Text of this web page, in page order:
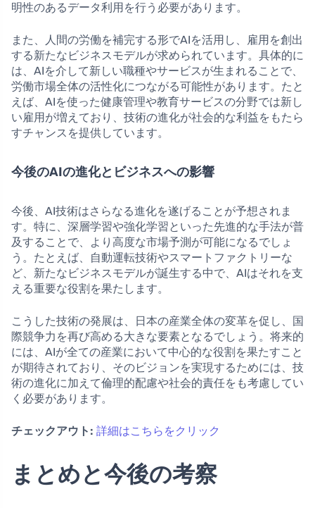
明性のあるデータ利用を行う必要があります。
また、人間の労働を補完する形でAIを活用し、雇用を創出
する新たなビジネスモデルが求められています。具体的に
は、AIを介して新しい職種やサービスが生まれることで、
労働市場全体の活性化につながる可能性があります。たと
えば、AIを使った健康管理や教育サービスの分野では新し
い雇用が増えており、技術の進化が社会的な利益をもたら
すチャンスを提供しています。
今後のAIの進化とビジネスへの影響
今後、AI技術はさらなる進化を遂げることが予想されま
す。特に、深層学習や強化学習といった先進的な手法が普
及することで、より高度な市場予測が可能になるでしょ
う。たとえば、自動運転技術やスマートファクトリーな
ど、新たなビジネスモデルが誕生する中で、AIはそれを支
える重要な役割を果たします。
こうした技術の発展は、日本の産業全体の変革を促し、国
際競争力を再び高める大きな要素となるでしょう。将来的
には、AIが全ての産業において中心的な役割を果たすこと
が期待されており、そのビジョンを実現するためには、技
術の進化に加えて倫理的配慮や社会的責任をも考慮してい
く必要があります。
チェックアウト: 詳細はこちらをクリック
まとめと今後の考察